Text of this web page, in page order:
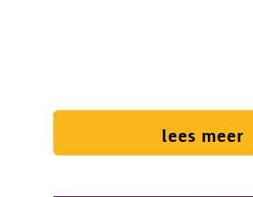
lees meer